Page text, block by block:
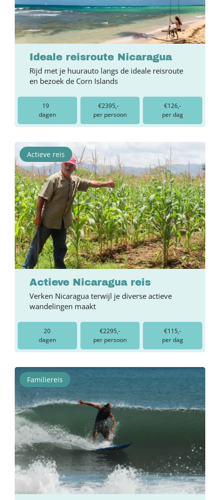
Ideale reisroute Nicaragua
Rijd met je huurauto langs de ideale reisroute
en bezoek de Corn Islands
19
dagen
€2395,-
per persoon
€126,-
per dag
Actieve reis
Actieve Nicaragua reis
Verken Nicaragua terwijl je diverse actieve
wandelingen maakt
20
dagen
€2295,-
per persoon
€115,-
per dag
Familiereis